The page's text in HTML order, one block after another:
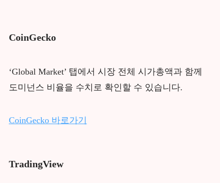
CoinGecko
‘Global Market’ 탭에서 시장 전체 시가총액과 함께
도미넌스 비율을 수치로 확인할 수 있습니다.
CoinGecko 바로가기
TradingView